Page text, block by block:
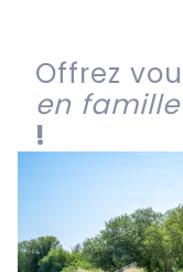
Offrez
en famille
!